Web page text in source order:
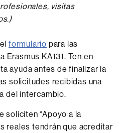
visitas
elformulario para las
KA131. Ten en
ayuda antes de finalizar la
solicitudes recibidas una
del intercambio.
soliciten “Apoyo a la
reales tendrán que acreditar